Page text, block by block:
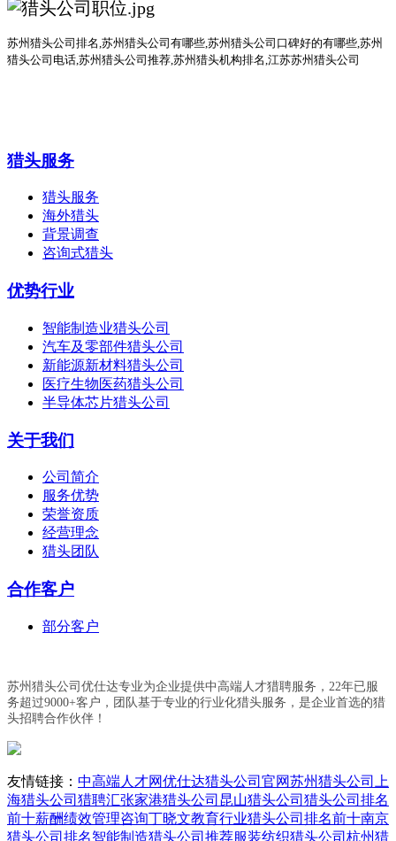
苏州猎头公司排名 苏州猎头公司有哪些 ,苏州猎头公司口碑好的有哪些, 苏州
猎头公司电话 苏州猎头公司推荐 ,苏州猎头机构排名,江苏苏州猎头公司
猎头服务
猎头服务
海外猎头
背景调查
咨询式猎头
优势行业
智能制造业猎头公司
汽车及零部件猎头公司
新能源新材料猎头公司
医疗生物医药猎头公司
半导体芯片猎头公司
关于我们
公司简介
服务优势
荣誉资质
经营理念
猎头团队
合作客户
部分客户
苏州猎头公司优仕达专业为企业提供中高端人才猎聘服务，22年已服
务超过9000+客户，团队基于专业的行业化猎头服务，是企业首选的猎
头招聘合作伙伴！
友情链接： 中高端人才网优仕达猎头公司官网苏州猎头公司
上
海猎头公司 猎聘汇张家港猎头公司 昆山猎头公司 猎头公司排名
前十薪酬绩效管理咨询丁晓文教育行业猎头公司排名前十南京
猎头公司排名智能制造猎头公司推荐服装纺织猎头公司 杭州猎